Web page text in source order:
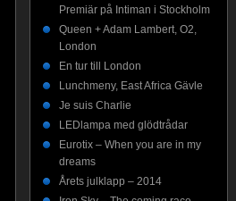
Premiär på Intiman i Stockholm
Queen + Adam Lambert, O2,
London
En tur till London
Lunchmeny, East Africa Gävle
Je suis Charlie
LEDlampa med glödtrådar
Eurotix – When you are in my
dreams
Årets julklapp – 2014